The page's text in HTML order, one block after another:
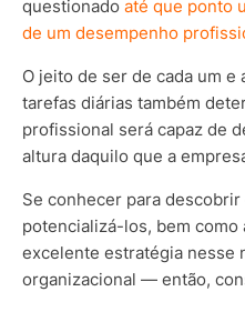
questionado até que ponto
de um desempenho
O jeito de ser de cada um e
tarefas diárias também
profissional será capaz de
altura daquilo que a
Se conhecer para
potencializá-los, bem
excelente estratégia nesse
organizacional — então,